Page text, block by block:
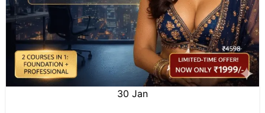
30 Jan